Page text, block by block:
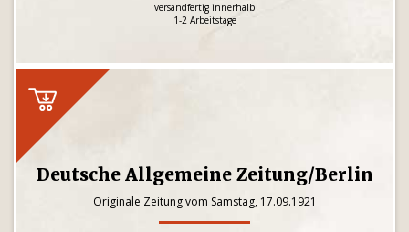
versandfertig innerhalb
1-2 Arbeitstage
Deutsche Allgemeine Zeitung/Berlin
Originale Zeitung vom Samstag, 17.09.1921